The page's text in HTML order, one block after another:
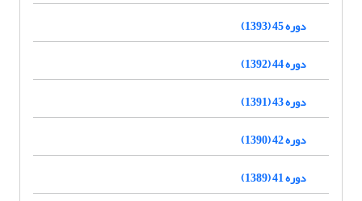
دوره 45 (1393)
دوره 44 (1392)
دوره 43 (1391)
دوره 42 (1390)
دوره 41 (1389)